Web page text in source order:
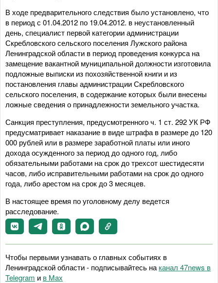
В ходе предварительного следствия было установлено, что
в период с 01.04.2012 по 19.04.2012. в неустановленный
день, специалист первой категории администрации
Скребловского сельского поселения Лужского района
Ленинградской области в период проведения конкурса на
замещение вакантной муниципальной должности изготовила
подложные выписки из похозяйственной книги и из
постановления главы администрации Скребловского
сельского поселения, в содержание которых были внесены
ложные сведения о принадлежности земельного участка.
Санкция преступления, предусмотренного ч. 1 ст. 292 УК РФ
предусматривает наказание в виде штрафа в размере до 120
000 рублей или в размере заработной платы или иного
дохода осужденного за период до одного год, либо
обязательными работами на срок до трехсот шестидесяти
часов, либо исправительными работами на срок до одного
года, либо арестом на срок до 3 месяцев.
В настоящее время по уголовному делу ведется
расследование.
Чтобы первыми узнавать о главных событиях в
Ленинградской области - подписывайтесь на канал 47news в
Telegram и в Maх